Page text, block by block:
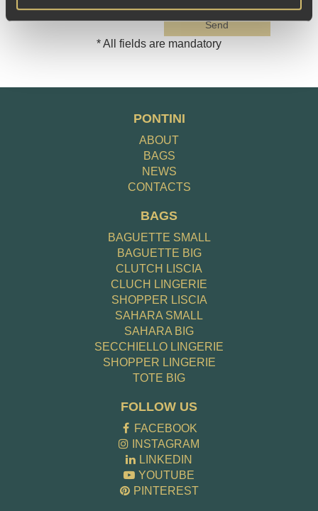
Send
* All fields are mandatory
PONTINI
ABOUT
BAGS
NEWS
CONTACTS
BAGS
BAGUETTE SMALL
BAGUETTE BIG
CLUTCH LISCIA
CLUCH LINGERIE
SHOPPER LISCIA
SAHARA SMALL
SAHARA BIG
SECCHIELLO LINGERIE
SHOPPER LINGERIE
TOTE BIG
FOLLOW US
FACEBOOK
INSTAGRAM
LINKEDIN
YOUTUBE
PINTEREST